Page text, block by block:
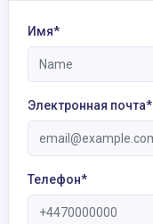
Имя*
Электронная почта*
Телефон*